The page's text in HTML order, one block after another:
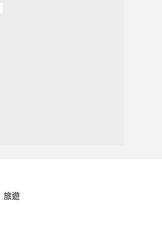
旅遊